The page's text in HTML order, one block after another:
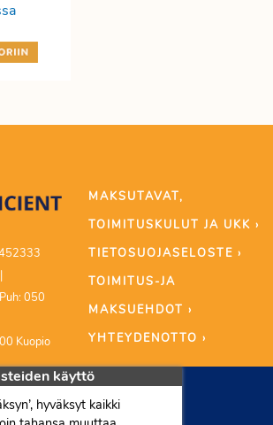
050
Kuopio
MAKSUTAVAT,
TOIMITUSKULUT JA UKK ›
TIETOSUOJASELOSTE ›
TOIMITUS-JA
MAKSUEHDOT ›
YHTEYDENOTTO ›
käyttö
hyväksyt kaikki